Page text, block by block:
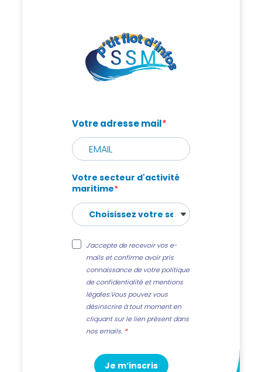
Votre adresse mail
Votre secteur d'activité
maritime
J’accepte de recevoir vos e-
mails et confirme avoir pris
connaissance de votre politique
de confidentialité et mentions
légales.Vous pouvez vous
désinscrire à tout moment en
cliquant sur le lien présent dans
nos emails.
Je m’inscris